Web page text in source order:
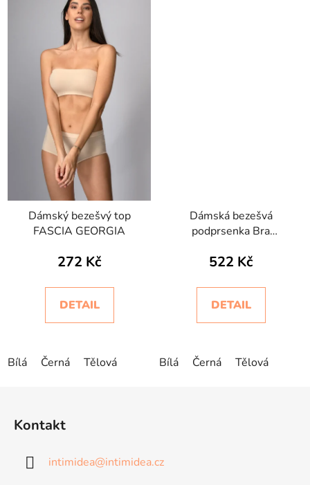
Dámský bezešvý top
FASCIA GEORGIA
272 Kč
DETAIL
Bílá Černá Tělová
Dámská bezešvá
podprsenka Bra
Intimidea
522 Kč
DETAIL
Bílá Černá Tělová
Kontakt
intimidea@intimidea.cz